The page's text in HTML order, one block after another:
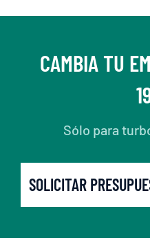
CAMBIA TU
Sólo para
SOLICITAR